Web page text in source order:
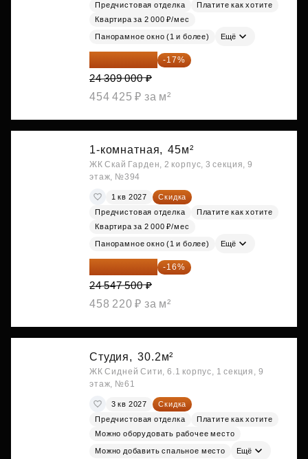
Предчистовая отделка
Платите как хотите
Квартира за 2 000 ₽/мес
Панорамное окно (1 и более) Ещё
20 176 470 ₽ -17%
24 309 000 ₽
454 425 ₽ за м²
1-комнатная, 45м²
ЖК Скай Гарден, 2 корпус, 3 секция, 9
этаж, №394
1 кв 2027
Скидка
Предчистовая отделка
Платите как хотите
Квартира за 2 000 ₽/мес
Панорамное окно (1 и более) Ещё
20 619 900 ₽ -16%
24 547 500 ₽
458 220 ₽ за м²
Студия, 30.2м²
ЖК Сидней Сити, 6.1 корпус, 1 секция, 9
этаж, №61
3 кв 2027
Скидка
Предчистовая отделка
Платите как хотите
Можно оборудовать рабочее место
Можно добавить спальное место Ещё